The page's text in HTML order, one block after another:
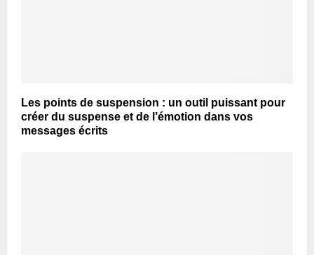
Les points de suspension : un outil puissant pour
créer du suspense et de l’émotion dans vos
messages écrits